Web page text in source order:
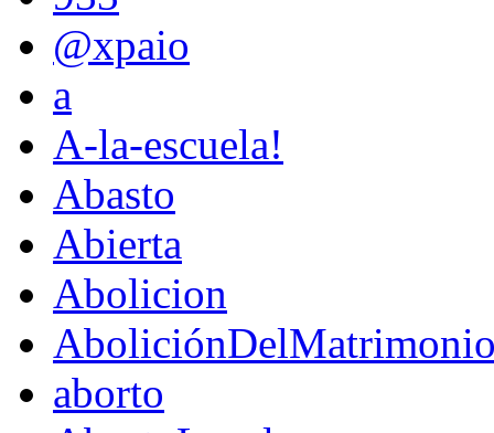
@xpaio
a
A-la-escuela!
Abasto
Abierta
Abolicion
aborto